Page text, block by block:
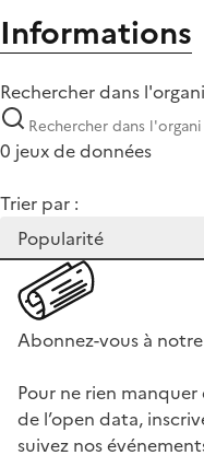
Informations
Rechercher dans
0 jeux de données
Trier par :
Abonnez-vous à
Pour ne rien
de l’open data,
suivez nos